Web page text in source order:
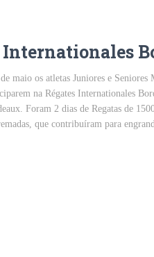
Internationales
maio os atletas Juniores e
na Régates Internationales
Foram 2 dias de Regatas de
que contribuíram para